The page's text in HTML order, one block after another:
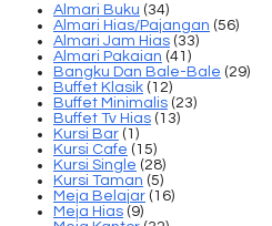
Almari Buku (34)
Almari Hias/Pajangan (56)
Almari Jam Hias (33)
Almari Pakaian (41)
Bangku Dan Bale-Bale (29)
Buffet Klasik (12)
Buffet Minimalis (23)
Buffet Tv Hias (13)
Kursi Bar (1)
Kursi Cafe (15)
Kursi Single (28)
Kursi Taman (5)
Meja Belajar (16)
Meja Hias (9)